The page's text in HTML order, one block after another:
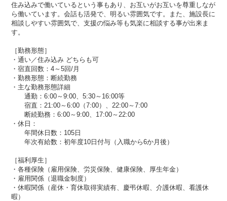
住み込みで働いているという事もあり、お互いがお互いを尊重しなが
ら働いています。会話も活発で、明るい雰囲気です。また、施設長に
相談しやすい雰囲気で、支援の悩み等も気楽に相談する事が出来ま
す。
［勤務形態］
・通い／住み込み どちらも可
・宿直回数：4～5回/月
・勤務形態：断続勤務
・主な勤務形態詳細
通勤：6:00～9:00、5:30～16:00等
宿直：21:00～6:00（7:00）、22:00～7:00
断続勤務：6:00～9:00、17:00～22:00
・休日：
年間休日数：105日
年次有給数：初年度10日付与（入職から6か月後）
［福利厚生］
・各種保険（雇用保険、労災保険、健康保険、厚生年金）​​
・雇用関係（退職金制度）
・休暇関係（産休・育休取得実績有、慶弔休暇​​、介護休暇、看護休
暇）